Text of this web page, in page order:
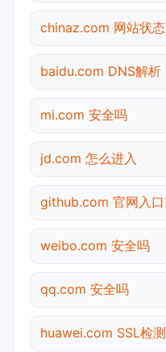
chinaz.com 网站状态
baidu.com DNS解析
mi.com 安全吗
jd.com 怎么进入
github.com 官网入口
weibo.com 安全吗
qq.com 安全吗
huawei.com SSL检测